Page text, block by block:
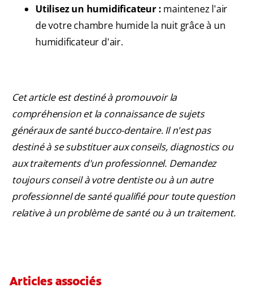
Utilisez un humidificateur : maintenez l'air
de votre chambre humide la nuit grâce à un
humidificateur d'air.
Cet article est destiné à promouvoir la
compréhension et la connaissance de sujets
généraux de santé bucco-dentaire. Il n'est pas
destiné à se substituer aux conseils, diagnostics ou
aux traitements d'un professionnel. Demandez
toujours conseil à votre dentiste ou à un autre
professionnel de santé qualifié pour toute question
relative à un problème de santé ou à un traitement.
Articles associés